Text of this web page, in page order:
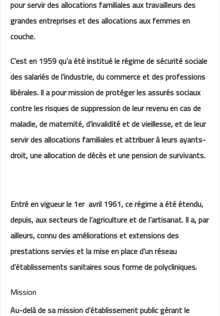
pour servir des allocations familiales aux travailleurs des
grandes entreprises et des allocations aux femmes en
couche.
C’est en 1959 qu’a été institué le régime de sécurité sociale
des salariés de l’industrie, du commerce et des professions
libérales. Il a pour mission de protéger les assurés sociaux
contre les risques de suppression de leur revenu en cas de
maladie, de maternité, d’invalidité et de vieillesse, et de leur
servir des allocations familiales et attribuer à leurs ayants-
droit, une allocation de décès et une pension de survivants.
Entré en vigueur le 1er avril 1961, ce régime a été étendu,
depuis, aux secteurs de l’agriculture et de l’artisanat. Il a, par
ailleurs, connu des améliorations et extensions des
prestations servies et la mise en place d’un réseau
d’établissements sanitaires sous forme de polycliniques.
Mission
Au-delà de sa mission d’établissement public gérant le